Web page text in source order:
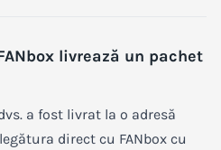
livrează un pachet
a fost livrat la o adresă
direct cu FANbox cu